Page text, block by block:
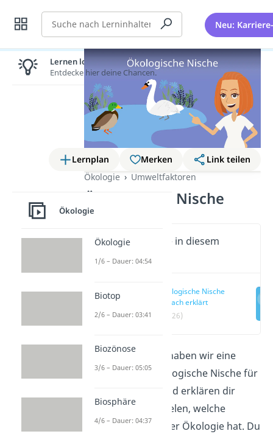
Suche Neu:
Lernplan Merken
Link teilen
Ökologie
Umweltfaktoren
Ökologische Nische
Wichtige Inhalte in diesem
Video
Ökologische Nische
einfach erklärt
(00:26)
In diesem Beitrag haben wir eine
Definition von ökologische Nische für
dich vorbereitet und erklären dir
anhand von Beispielen, welche
Bedeutung sie in der Ökologie hat. Du
Lernen lohnt sich!
Entdecke hier deine Chancen.
Ökologie
Ökologie
1/6 – Dauer: 04:54
Biotop
2/6 – Dauer: 03:41
Biozönose
3/6 – Dauer: 05:05
Biosphäre
4/6 – Dauer: 04:37